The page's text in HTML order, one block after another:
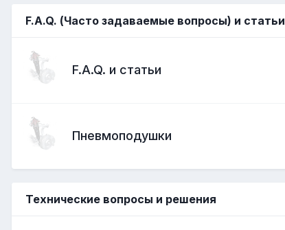
F.A.Q. (Часто задаваемые вопросы) и статьи
F.A.Q. и статьи
Пневмоподушки
Технические вопросы и решения